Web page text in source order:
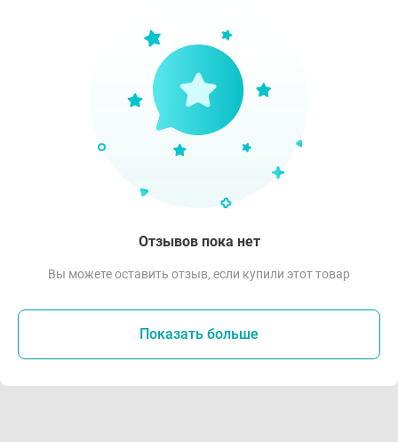
Отзывов пока нет
Вы можете оставить отзыв, если купили этот товар
Показать больше